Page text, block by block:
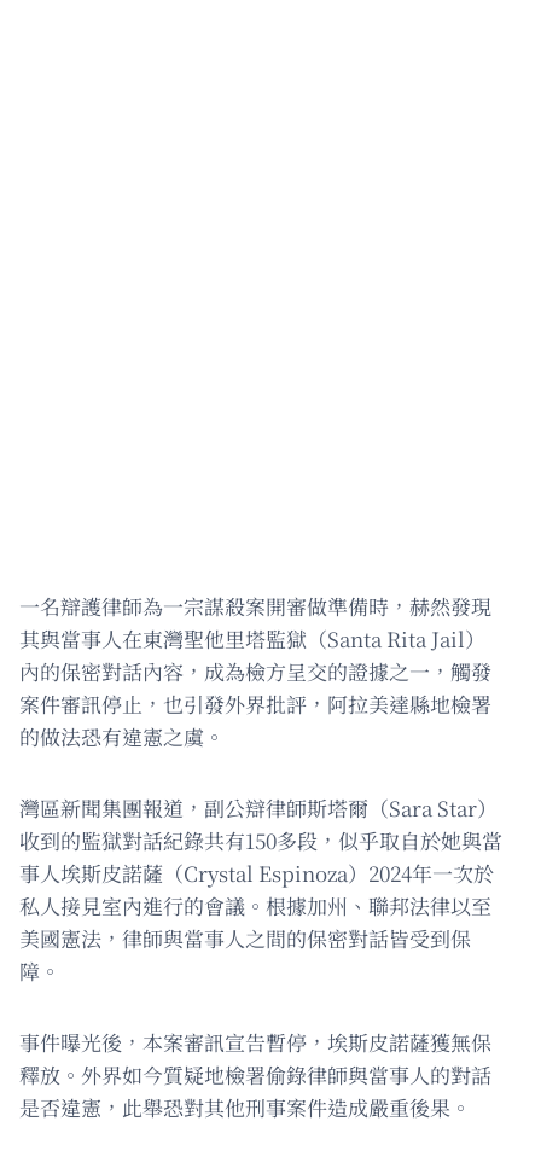
一名辯護律師為一宗謀殺案開審做準備時，赫然發現
其與當事人在東灣聖他里塔監獄（Santa Rita Jail）
內的保密對話內容，成為檢方呈交的證據之一，觸發
案件審訊停止，也引發外界批評，阿拉美達縣地檢署
的做法恐有違憲之虞。
灣區新聞集團報道，副公辯律師斯塔爾（Sara Star）
收到的監獄對話紀錄共有150多段，似乎取自於她與當
事人埃斯皮諾薩（Crystal Espinoza）2024年一次於
私人接見室內進行的會議。根據加州、聯邦法律以至
美國憲法，律師與當事人之間的保密對話皆受到保
障。
事件曝光後，本案審訊宣告暫停，埃斯皮諾薩獲無保
釋放。外界如今質疑地檢署偷錄律師與當事人的對話
是否違憲，此舉恐對其他刑事案件造成嚴重後果。